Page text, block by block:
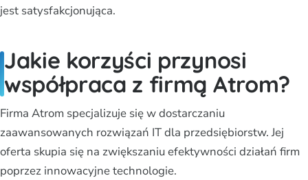
jest satysfakcjonująca.
Jakie korzyści przynosi
współpraca z firmą Atrom?
Firma Atrom specjalizuje się w dostarczaniu
zaawansowanych rozwiązań IT dla przedsiębiorstw. Jej
oferta skupia się na zwiększaniu efektywności działań firm
poprzez innowacyjne technologie.